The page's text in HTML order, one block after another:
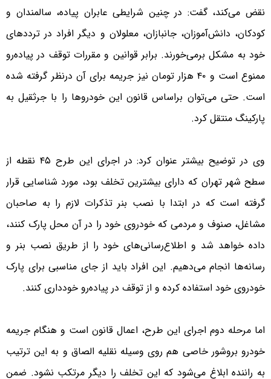
نقض می‌کند، گفت: در چنین شرایطی عابران پیاده، سالمندان و
کودکان، دانش‌آموزان، جانبازان، معلولان و دیگر افراد در ترددهای
خود به مشکل برمی‌خورند. برابر قوانین و مقررات توقف در پیاده‌رو
ممنوع است و ۴۰ هزار تومان نیز جریمه برای آن درنظر گرفته شده
است. حتی می‌توان براساس قانون این خودروها را با جرثقیل به
پارکینگ منتقل کرد.
وی در توضیح بیشتر عنوان کرد: در اجرای این طرح ۴۵ نقطه از
سطح شهر تهران که دارای بیشترین تخلف بود، مورد شناسایی قرار
گرفته است که در ابتدا با نصب بنر تذکرات لازم را به صاحبان
مشاغل، صنوف و مردمی که خودروی خود را در آن محل پارک کنند،
داده خواهد شد و اطلاع‌رسانی‌های خود را از طریق نصب بنر و
رسانه‌ها انجام می‌دهیم. این افراد باید از جای مناسبی برای پارک
خودروی خود استفاده کرده و از توقف در پیاده‌رو خودداری کنند.
اما مرحله دوم اجرای این طرح، اعمال قانون است و هنگام جریمه
خودرو بروشور خاصی هم روی وسیله نقلیه الصاق و به این ترتیب
به راننده ابلاغ می‌شود که این تخلف را دیگر مرتکب نشود. ضمن